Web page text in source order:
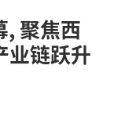
, 聚焦西
业链跃升